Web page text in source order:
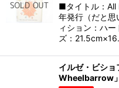
■タイトル：
年発行（だと
ィション：ハ
ズ：
イルゼ・ビシ
Wheelbarrow